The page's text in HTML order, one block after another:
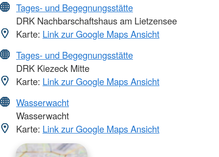
Tages- und Begegnungsstätte
DRK Nachbarschaftshaus am Lietzensee
Karte: Link zur Google Maps Ansicht
Tages- und Begegnungsstätte
DRK Kiezeck Mitte
Karte: Link zur Google Maps Ansicht
Wasserwacht
Wasserwacht
Karte: Link zur Google Maps Ansicht